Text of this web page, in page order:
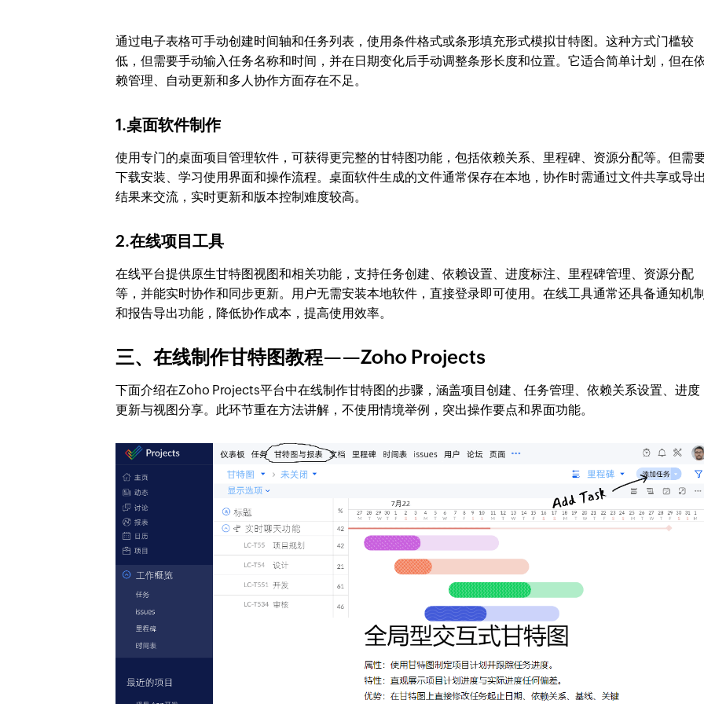
通过电子表格可手动创建时间轴和任务列表，使用条件格式或条形填充形式模拟甘特图。这种方式门槛较
低，但需要手动输入任务名称和时间，并在日期变化后手动调整条形长度和位置。它适合简单计划，但在
赖管理、自动更新和多人协作方面存在不足。
1.桌面软件制作
使用专门的桌面项目管理软件，可获得更完整的甘特图功能，包括依赖关系、里程碑、资源分配等。但需
下载安装、学习使用界面和操作流程。桌面软件生成的文件通常保存在本地，协作时需通过文件共享或导出
结果来交流，实时更新和版本控制难度较高。
2.在线项目工具
在线平台提供原生甘特图视图和相关功能，支持任务创建、依赖设置、进度标注、里程碑管理、资源分配
等，并能实时协作和同步更新。用户无需安装本地软件，直接登录即可使用。在线工具通常还具备通知机制
和报告导出功能，降低协作成本，提高使用效率。
三、在线制作甘特图教程——Zoho Projects
下面介绍在Zoho Projects平台中在线制作甘特图的步骤，涵盖项目创建、任务管理、依赖关系设置、进度
更新与视图分享。此环节重在方法讲解，不使用情境举例，突出操作要点和界面功能。